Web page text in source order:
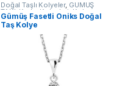
Doğal Taşlı Kolyeler, GÜMÜŞ
TAKI Kadın Kolyeleri, Kolye,
Taşlı Kolyeler
Gümüş Fasetli Oniks Doğal
Taş Kolye